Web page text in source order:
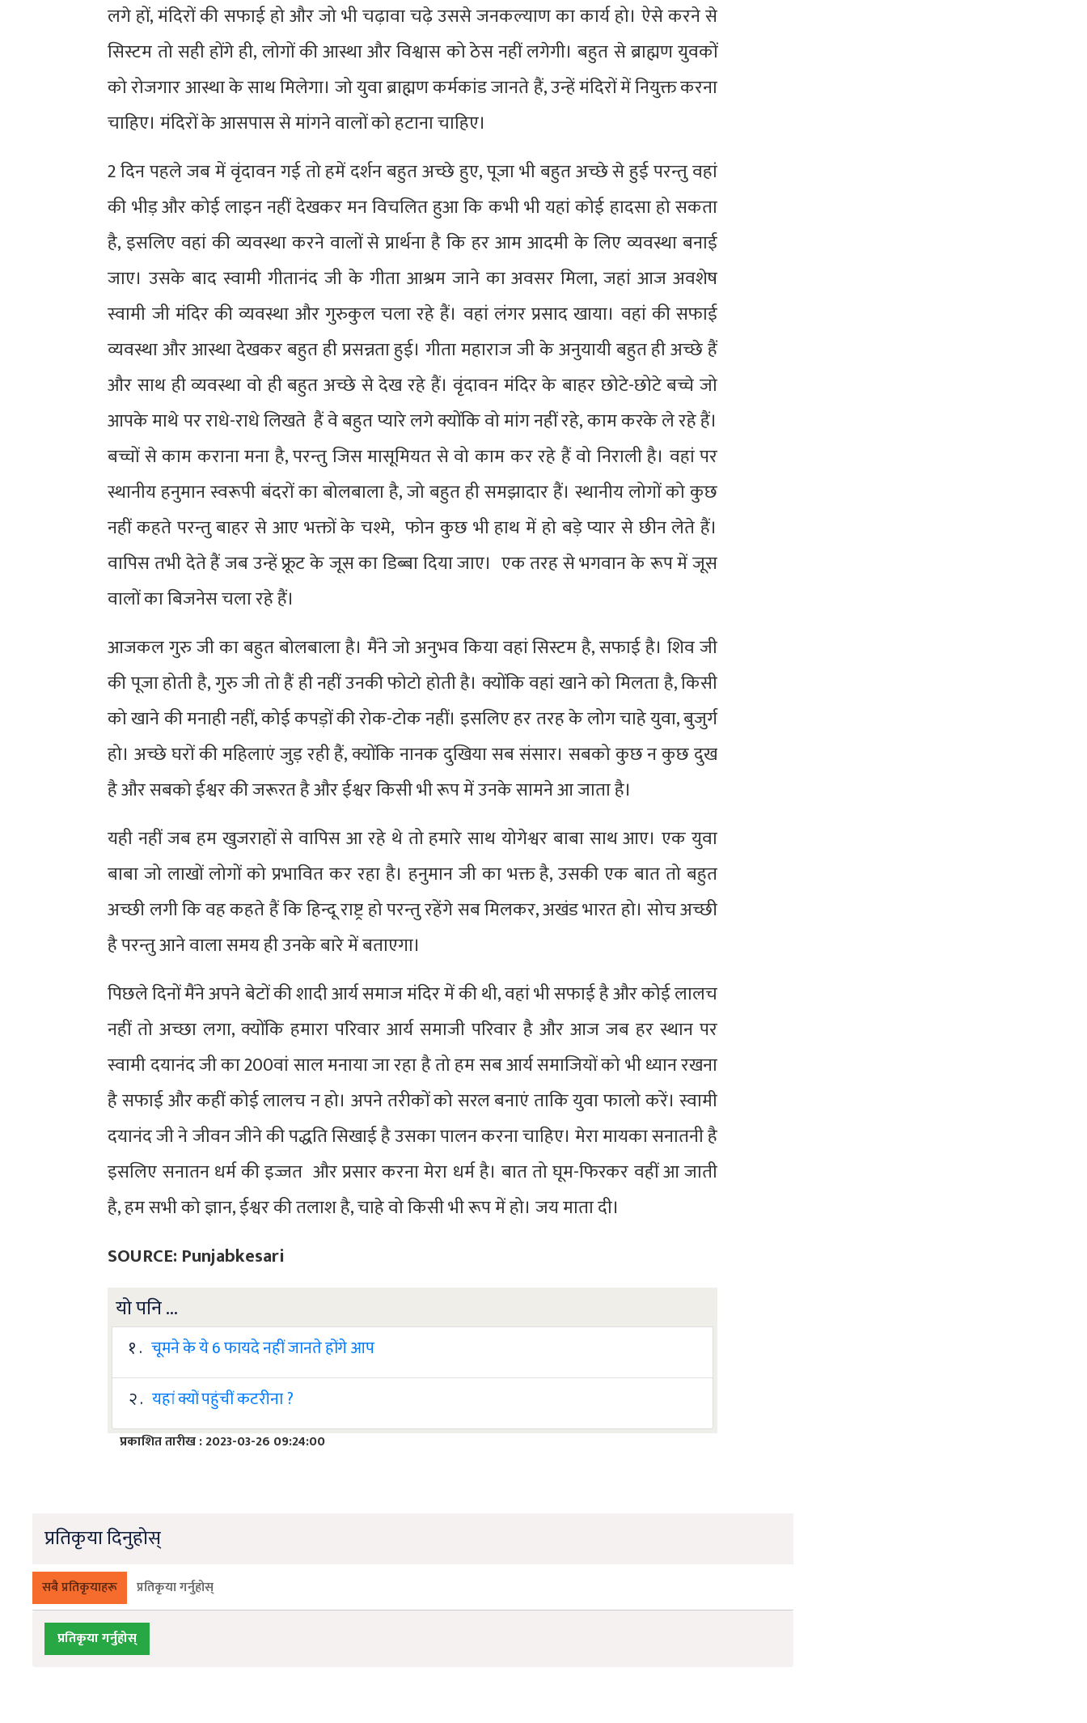
लगे हों, मंदिरों की सफाई हो और जो भी चढ़ावा चढ़े उससे जनकल्याण का कार्य हो। ऐसे करने से
सिस्टम तो सही होंगे ही, लोगों की आस्था और​ विश्वास को ठेस नहीं लगेगी। बहुत से ब्राह्मण युवकों
को रोजगार आस्था के साथ मिलेगा। जो युवा ब्राह्मण कर्मकांड जानते हैं, उन्हें मंदिरों में नियुक्त करना
चाहिए। मंदिरों के आसपास से मांगने वालों को हटाना चाहिए।
2 दिन पहले जब में वृंदावन गई तो हमें दर्शन बहुत अच्छे हुए, पूजा भी बहुत अच्छे से हुई परन्तु वहां
की भीड़ और कोई लाइन नहीं देखकर मन विचलित हुआ कि कभी भी यहां कोई हादसा हो सकता
है, इसलिए वहां की व्यवस्था करने वालों से प्रार्थना है कि हर आम आदमी के लिए व्यवस्था बनाई
जाए। उसके बाद स्वामी गीतानंद जी के गीता आश्रम जाने का अवसर मिला, जहां आज अवशेष
स्वामी जी मंदिर की व्यवस्था और गुरुकुल चला रहे हैं। वहां लंगर प्रसाद खाया। वहां की सफाई
व्यवस्था और आस्था देखकर बहुत ही प्रसन्नता हुई। गीता महाराज जी के अनुयायी बहुत ही अच्छे हैं
और साथ ही व्यवस्था वो ही बहुत अच्छे से देख रहे हैं। वृंदावन मंदिर के बाहर छोटे-छोटे बच्चे जो
आपके माथे पर राधे-राधे लिखते हैं वे बहुत प्यारे लगे क्योंकि वो मांग नहीं रहे, काम करके ले रहे हैं।
बच्चों से काम कराना मना है, परन्तु जिस मासूमियत से वो काम कर रहे हैं वो निराली है। वहां पर
स्थानीय हनुमान स्वरूपी बं​दरों का बोलबाला है, जो बहुत ही समझादार हैं। स्थानीय लोगों को कुछ
नहीं कहते परन्तु बाहर से आए भक्तों के चश्मे, फोन कुछ भी हाथ में हो बड़े प्यार से छीन लेते हैं।
वापिस तभी देते हैं जब उन्हें फ्रूट के जूस का डिब्बा दिया जाए। एक तरह से भगवान के रूप में जूस
वालों का बिजनेस चला रहे हैं।
आजकल गुरु जी का बहुत बोलबाला है। मैंने जो अनुभव किया वहां सिस्टम है, सफाई है। शिव जी
की पूजा होती है, गुरु जी तो हैं ही नहीं उनकी फोटो होती है। क्योंकि वहां खाने को मिलता है, किसी
को खाने की मनाही नहीं, कोई कपड़ों की रोक-टोक नहीं। इसलिए हर तरह के लोग चाहे युवा, बुजुर्ग
हो। अच्छे घरों की महिलाएं जुड़ रही हैं, क्योंकि नानक दुखिया सब संसार। सबको कुछ न कुछ दुख
है और सबको ईश्वर की जरूरत है और ईश्वर किसी भी रूप में उनके सामने आ जाता है।
यही नहीं जब हम खुजराहों से वापिस आ रहे थे तो हमारे साथ योगेश्वर बाबा साथ आए। एक युवा
बाबा जो लाखों लोगों को प्रभावित कर रहा है। हनुमान जी का भक्त है, उसकी एक बात तो बहुत
अच्छी लगी कि वह कहते हैं कि हिन्दू राष्ट्र हो परन्तु रहेंगे सब मिलकर, अखंड भारत हो। सोच अच्छी
है परन्तु आने वाला समय ही उनके बारे में बताएगा।
पिछले दिनों मैंने अपने बेटों की शादी आर्य समाज मंदिर में की थी, वहां भी सफाई है और कोई लालच
नहीं तो अच्छा लगा, क्योंकि हमारा परिवार आर्य समाजी परिवार है और आज जब हर स्थान पर
स्वामी दयानंद जी का 200वां साल मनाया जा रहा है तो हम सब आर्य समाजियों को भी ध्यान रखना
है सफाई और कहीं कोई लालच न हो। अपने तरीकों को सरल बनाएं ताकि युवा फालो करें। स्वामी
दयानंद जी ने जीवन जीने की पद्धति सिखाई है उसका पालन करना चाहिए। मेरा मायका सनातनी है
इसलिए सनातन धर्म की इज्जत और प्रसार करना मेरा धर्म है। बात तो घूम-फिरकर वहीं आ जाती
है, हम सभी को ज्ञान, ईश्वर की तलाश है, चाहे वो किसी भी रूप में हो। जय माता दी।
SOURCE: Punjabkesari
यो पनि ...
१ . चूमने के ये 6 फायदे नहीं जानते होंगे आप
२ . यहां क्यों पहुंचीं कटरीना ?
प्रकाशित तारीख : 2023-03-26 09:24:00
प्रतिकृया दिनुहोस्
सबै प्रतिकृयाहरू प्रतिकृया गर्नुहोस्
प्रतिकृया गर्नुहोस्